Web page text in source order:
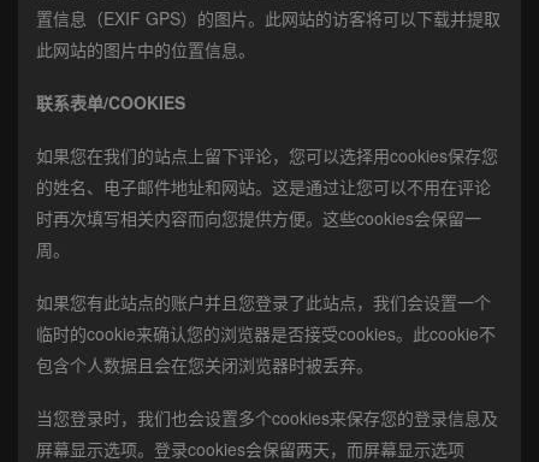
置信息（EXIF GPS）的图片。此网站的访客将可以下载并提取
此网站的图片中的位置信息。
联系表单/COOKIES
如果您在我们的站点上留下评论，您可以选择用cookies保存您
的姓名、电子邮件地址和网站。这是通过让您可以不用在评论
时再次填写相关内容而向您提供方便。这些cookies会保留一
周。
如果您有此站点的账户并且您登录了此站点，我们会设置一个
临时的cookie来确认您的浏览器是否接受cookies。此cookie不
包含个人数据且会在您关闭浏览器时被丢弃。
当您登录时，我们也会设置多个cookies来保存您的登录信息及
屏幕显示选项。登录cookies会保留两天，而屏幕显示选项